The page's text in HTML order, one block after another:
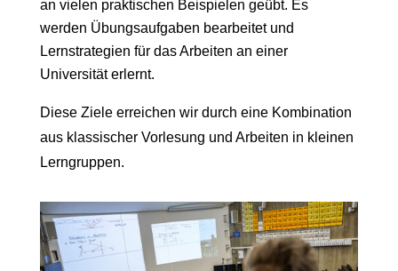
an vielen praktischen Beispielen geübt. Es
werden Übungsaufgaben bearbeitet und
Lernstrategien für das Arbeiten an einer
Universität erlernt.
Diese Ziele erreichen wir durch eine Kombination
aus klassischer Vorlesung und Arbeiten in kleinen
Lerngruppen.